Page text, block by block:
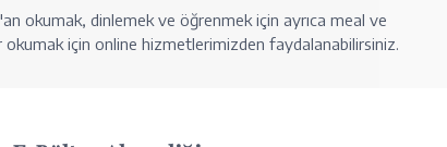
okumak, dinlemek ve öğrenmek için ayrıca meal ve
için online hizmetlerimizden faydalanabilirsiniz.